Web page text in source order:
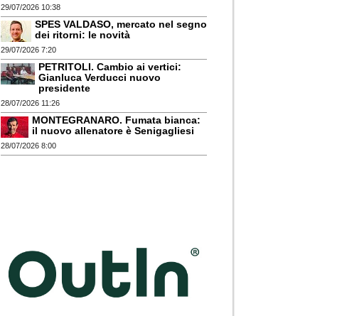
29/07/2026 10:38
SPES VALDASO, mercato nel segno
dei ritorni: le novità
29/07/2026 7:20
PETRITOLI. Cambio ai vertici:
Gianluca Verducci nuovo
presidente
28/07/2026 11:26
MONTEGRANARO. Fumata bianca:
il nuovo allenatore è Senigagliesi
28/07/2026 8:00